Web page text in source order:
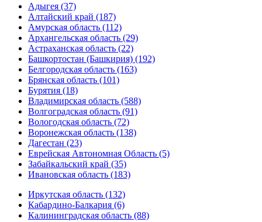
Адыгея (37)
Алтайский край (187)
Амурская область (112)
Архангельская область (29)
Астраханская область (22)
Башкортостан (Башкирия) (192)
Белгородская область (163)
Брянская область (101)
Бурятия (18)
Владимирская область (588)
Волгоградская область (91)
Вологодская область (72)
Воронежская область (138)
Дагестан (23)
Еврейская Автономная Область (5)
Забайкальский край (35)
Ивановская область (183)
Иркутская область (132)
Кабардино-Балкария (6)
Калининградская область (88)